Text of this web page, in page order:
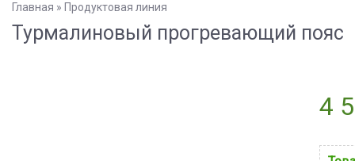
Главная » Продуктовая линия
Турмалиновый прогревающий пояс
4